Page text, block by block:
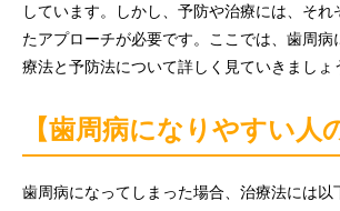
しています。しかし、予防や治療には、そ
たアプローチが必要です。ここでは、歯周病
療法と予防法について詳しく見ていきましょ
【歯周病になりやすい人
歯周病になってしまった場合、治療法には以